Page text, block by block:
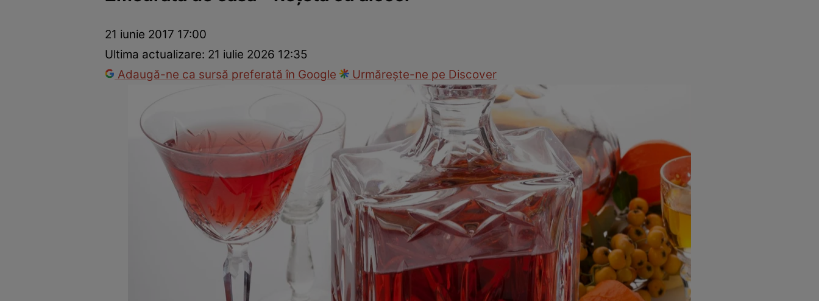
Mâncăruri rapideRețete cu legume
21 iunie 2017 17:00
Ultima actualizare: 21 iulie 2026 12:35
Adaugă-ne ca sursă preferată în Google
Urmărește-ne pe Discover